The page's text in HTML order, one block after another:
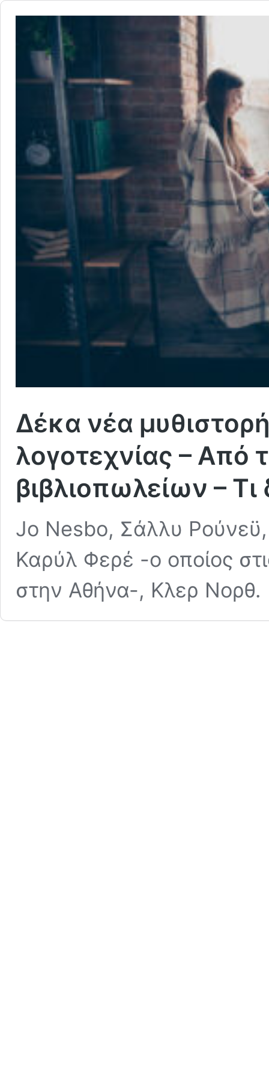
Δέκα νέα
λογοτεχνίας – Από
βιβλιοπωλείων –
Jo Nesbo, Σάλλυ
Καρύλ Φερέ -ο οποίος
στην Αθήνα-, Κλερ Νορθ.